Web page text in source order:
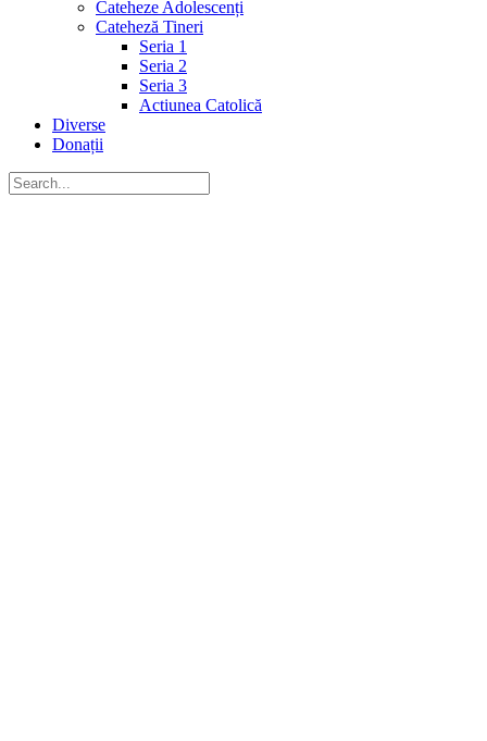
Cateheze Adolescenți
Cateheză Tineri
Seria 1
Seria 2
Seria 3
Actiunea Catolică
Diverse
Donații